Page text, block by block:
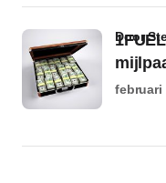
door
februari